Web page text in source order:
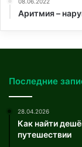
Аритмия –
Последние
28.04.2026
Как найти
путешествии